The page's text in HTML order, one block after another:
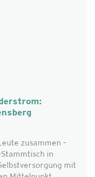
zusammen –
in
mit